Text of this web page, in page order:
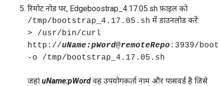
रिमोट नोड पर, Edgeboostrap_4.17.05.sh फ़ाइल को
/tmp/bootstrap_4.17.05.sh में डाउनलोड करें:
> /usr/bin/curl
http://uName:pWord@remoteRepo :3939/
-o /tmp/bootstrap_4.17.05.sh
जहां uName:pWord वह उपयोगकर्ता नाम और पासवर्ड है जिसे